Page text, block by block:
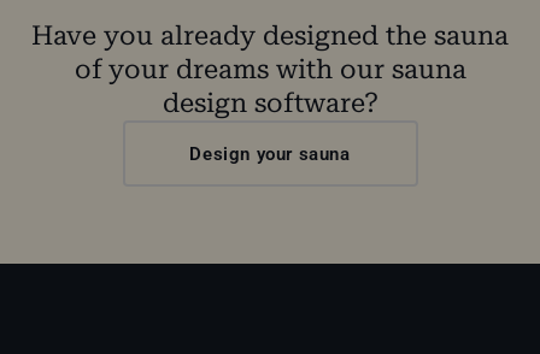
Have you already designed the sauna
of your dreams with our sauna
design software?
Design your sauna